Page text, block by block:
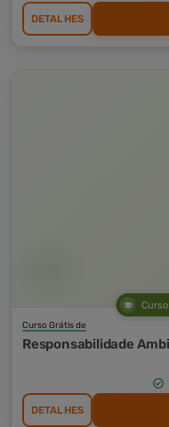
DETALHES
Curso Grátis de
Responsabilidade
DETALHES